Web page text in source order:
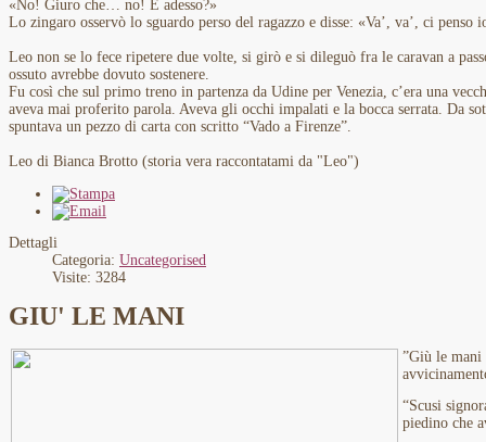
«No! Giuro che… no! E adesso?»
Lo zingaro osservò lo sguardo perso del ragazzo e disse: «Va’, va’, ci penso
Leo non se lo fece ripetere due volte, si girò e si dileguò fra le caravan a
ossuto avrebbe dovuto sostenere.
Fu così che sul primo treno in partenza da Udine per Venezia, c’era una
aveva mai proferito parola. Aveva gli occhi impalati e la bocca serrata. Da
spuntava un pezzo di carta con scritto “Vado a Firenze”.
Leo di Bianca Brotto (storia vera raccontatami da "Leo")
Dettagli
Categoria: Uncategorised
Visite: 3284
GIU' LE MANI
”Giù le
“Scusi
piedino che